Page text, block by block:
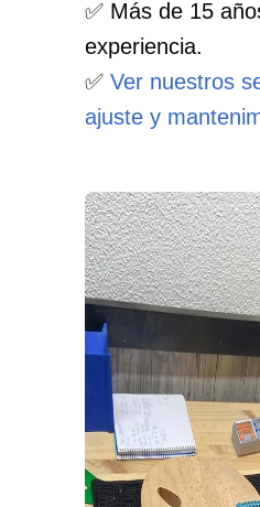
✅ Más de 15
experiencia.
✅ Ver nuestros
ajuste y